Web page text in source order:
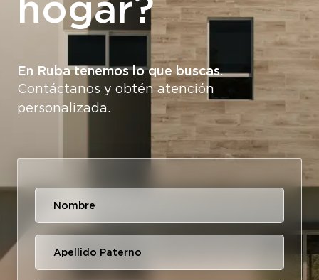
En Ruba tenemos lo que buscas.
Contáctanos y obtén atención
personalizada.